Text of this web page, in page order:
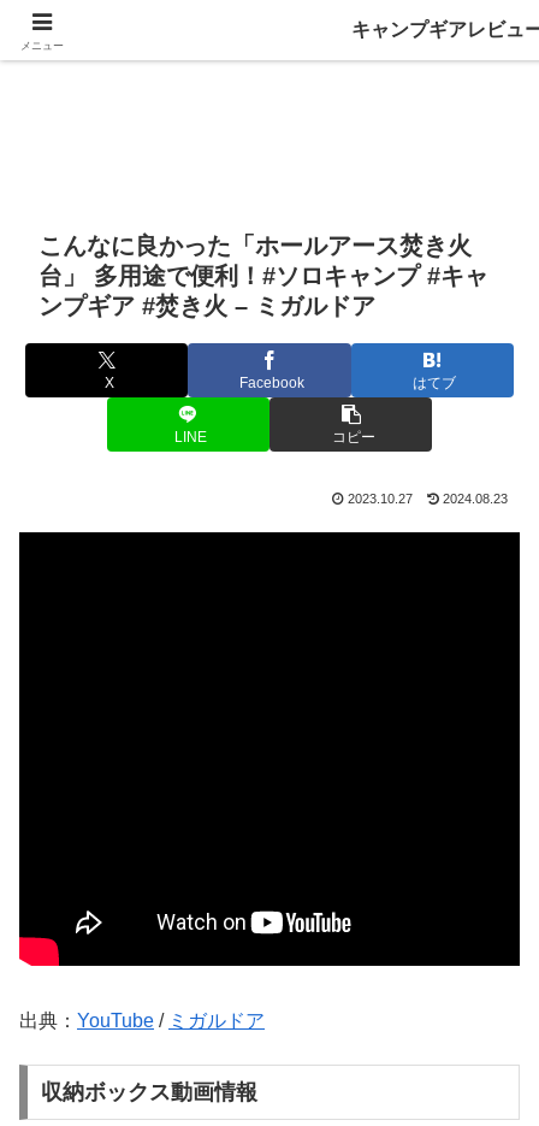
こんなに良かった「ホールアース焚き火
台」 多用途で便利！#ソロキャンプ #キャ
ンプギア #焚き火 – ミガルドア
X Facebook はてブ
LINE コピー
2023.10.27 2024.08.23
出典： YouTube / ミガルドア
収納ボックス動画情報
メニュー
キャンプギアレビュ